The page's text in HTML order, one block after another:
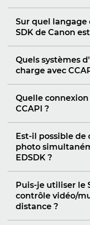
Sur quel
SDK de Canon
Quels systèmes
charge avec
Quelle
CCAPI ?
Est-il possible
photo
EDSDK ?
Puis-je utiliser le
contrôle vidéo/
distance ?